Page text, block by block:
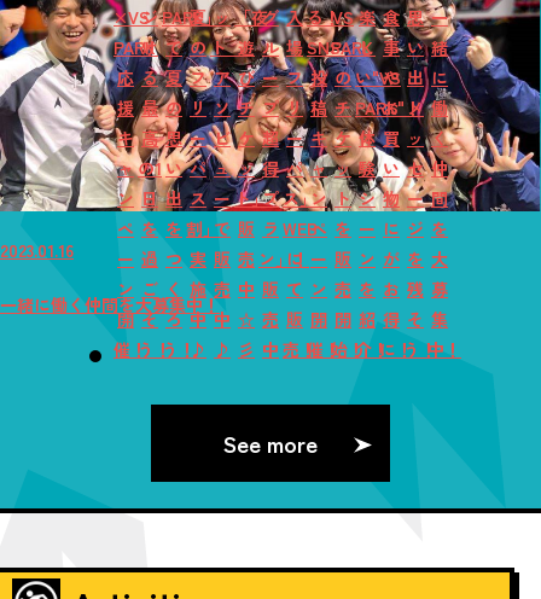
×VS
PARK
応
援
キ
ャ
ン
ペ
ー
ン
開
催！
ジ
け
る
最
高
の1
日
を
過
ご
そ
う！
PARK」
で
夏
の
思
い
出
を
つ
く
ろ
う！
夏
の
フ
リ
ー
パ
ス
割」
実
施
中
♪
ッ
ト
ア
ソ
ビ
ュ
ー
で
販
売
中
♪
「夜
遊
び
チ
ケ
ッ
ト」
販
売
中
☆
彡
グ
ル
ー
プ
超
得
プ
ラ
ン」！
販
売
中
入
場
フ
リ
ー
パ
ス」
WEB
に
て
販
売！
る！
SNS
投
稿
キ
ャ
ン
ペ
ー
ン
開
催！
VS
PARK
の
チ
ケ
ッ
ト
を
販
売
開
始！
楽
し
い"VS
PARK"！
体
験
シ
ー
ン
を
紹
介！
食
事
や
お
買
い
物
に
が
お
得
に！
思
い
出
メ
ッ
セ
ー
ジ
を
残
そ
う！
一
緒
に
働
く
仲
間
を
大
募
集
中！
2023.01.16
一緒に働く仲間を大募集中！
See more